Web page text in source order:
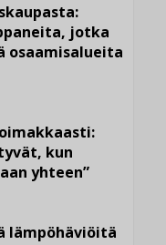
jotka
osaamisalueita
kun
yhteen”
lämpöhäviöitä